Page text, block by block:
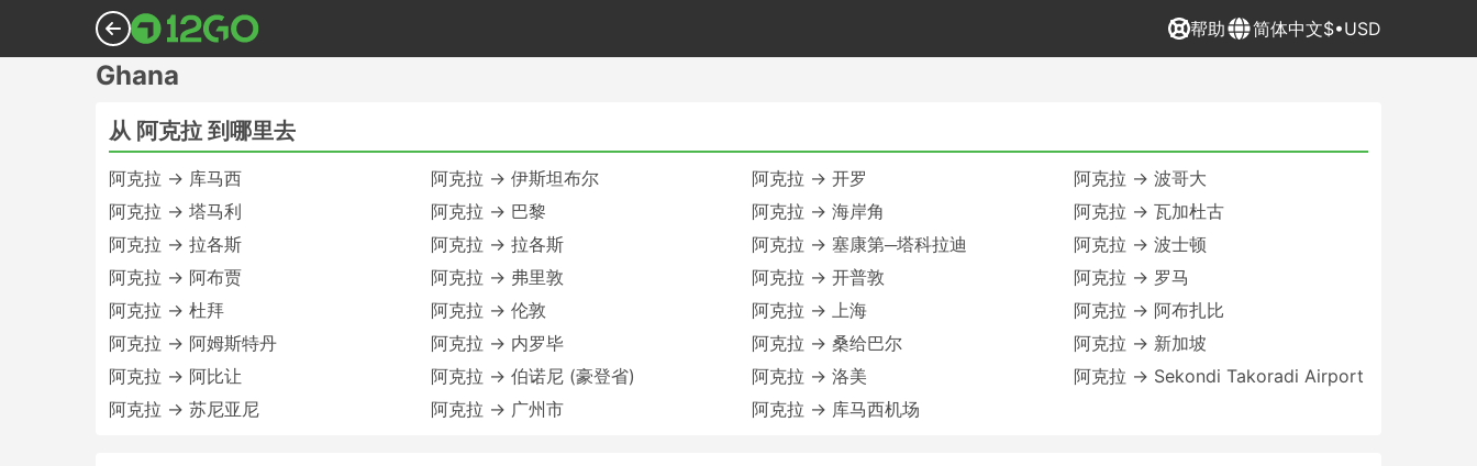
帮助 简体中文$•USD
Ghana
从 阿克拉 到哪里去
阿克拉 → 库马西
阿克拉 → 塔马利
阿克拉 → 拉各斯
阿克拉 → 阿布贾
阿克拉 → 杜拜
阿克拉 → 阿姆斯特丹
阿克拉 → 阿比让
阿克拉 → 苏尼亚尼
阿克拉 → 伊斯坦布尔
阿克拉 → 巴黎
阿克拉 → 拉各斯
阿克拉 → 弗里敦
阿克拉 → 伦敦
阿克拉 → 内罗毕
阿克拉 → 伯诺尼 (豪登省)
阿克拉 → 广州市
阿克拉 → 开罗
阿克拉 → 海岸角
阿克拉 → 塞康第─塔科拉迪
阿克拉 → 开普敦
阿克拉 → 上海
阿克拉 → 桑给巴尔
阿克拉 → 洛美
阿克拉 → 库马西机场
阿克拉 → 波哥大
阿克拉 → 瓦加杜古
阿克拉 → 波士顿
阿克拉 → 罗马
阿克拉 → 阿布扎比
阿克拉 → 新加坡
阿克拉 → Sekondi Takoradi Airport